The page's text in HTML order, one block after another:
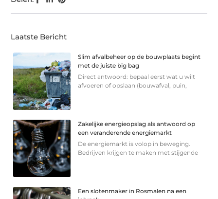
Laatste Bericht
Slim afvalbeheer op de bouwplaats begint
met de juiste big bag
Direct antwoord: bepaal eerst wat u wilt
afvoeren of opslaan (bouwafval, puin,
Zakelijke energieopslag als antwoord op
een veranderende energiemarkt
De energiemarkt is volop in beweging.
Bedrijven krijgen te maken met stijgende
Een slotenmaker in Rosmalen na een